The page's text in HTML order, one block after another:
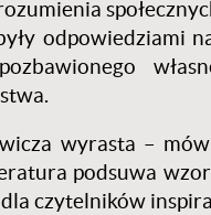
odpowiedziami
pozbawionego
wyrasta –
podsuwa
czytelników